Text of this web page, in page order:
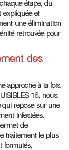
étape, du
expliquée et
une élimination
retrouvée pour
des
approche à la fois
16, nous
qui repose sur une
infestées.
de
traitement le plus
formulés,